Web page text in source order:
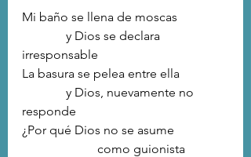
Mi baño se llena de moscas
irresponsable
La basura se pelea entre ella
responde
¿Por qué Dios no se asume
   		    como guionista